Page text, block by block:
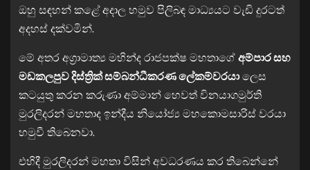
ඔහු සඳහන් කළේ අදාල හමුව පිලිබඳ මාධ්‍යයට වැඩි දුරටත්
අදහස් දක්වමින්.
මේ අතර අග්‍රාමාත්‍ය මහින්ද රාජපක්ෂ මහතාගේඅම්පාර සහ
මඩකලපුව දිස්ත්‍රික් සම්බන්ධීකරණ ලේකම්වරයාලෙස
කටයුතු කරන කරුණා අම්මාන් හෙවත් විනයාගමුර්ති
මුරලිදරන් මහතාද ඉන්දීය නියෝජ්‍ය මහකොමසාරිස් වරයා
හමුවී තිබෙනවා.
එහිදී මුරලිදරන් මහතා විසින් අවධරණය කර තිබෙන්නේ